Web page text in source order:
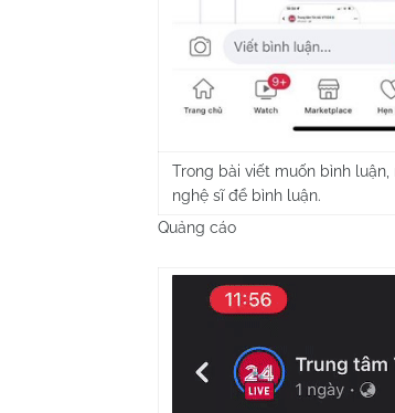
Trong bài viết muốn bình
nghệ sĩ để bình luận.
Quảng cáo